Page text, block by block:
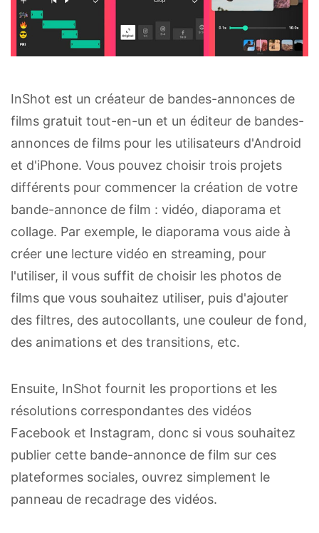
InShot est un créateur de bandes-annonces de
films gratuit tout-en-un et un éditeur de bandes-
annonces de films pour les utilisateurs d'Android
et d'iPhone. Vous pouvez choisir trois projets
différents pour commencer la création de votre
bande-annonce de film : vidéo, diaporama et
collage. Par exemple, le diaporama vous aide à
créer une lecture vidéo en streaming, pour
l'utiliser, il vous suffit de choisir les photos de
films que vous souhaitez utiliser, puis d'ajouter
des filtres, des autocollants, une couleur de fond,
des animations et des transitions, etc.
Ensuite, InShot fournit les proportions et les
résolutions correspondantes des vidéos
Facebook et Instagram, donc si vous souhaitez
publier cette bande-annonce de film sur ces
plateformes sociales, ouvrez simplement le
panneau de recadrage des vidéos.